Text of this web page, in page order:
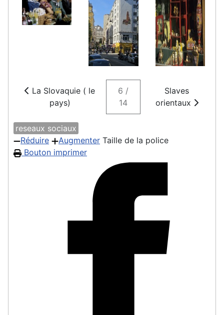
La Slovaquie ( le
pays)
6 /
14
Slaves
orientaux
reseaux sociaux
Réduire
Augmenter Taille de la police
Bouton imprimer